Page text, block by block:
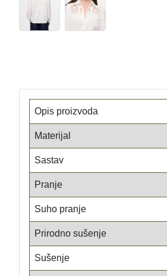
Opis proizvoda
Materijal
Sastav
Pranje
Suho pranje
Prirodno sušenje
Sušenje